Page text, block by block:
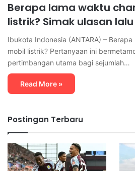
Berapa lama waktu
listrik? Simak ulasan
Ibukota Indonesia (ANTARA) –
mobil listrik? Pertanyaan ini
pertimbangan utama bagi sejumlah…
Read More »
Postingan Terbaru